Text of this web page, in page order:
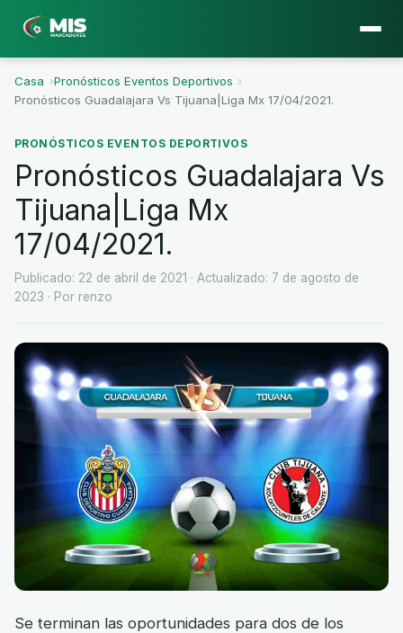
Casa ›Pronósticos Eventos Deportivos ›
Pronósticos Guadalajara Vs Tijuana|Liga Mx 17/04/2021.
PRONÓSTICOS EVENTOS DEPORTIVOS
Pronósticos Guadalajara Vs
Tijuana|Liga Mx
17/04/2021.
Publicado: 22 de abril de 2021 · Actualizado: 7 de agosto de
2023 · Por renzo
Se terminan las oportunidades para dos de los